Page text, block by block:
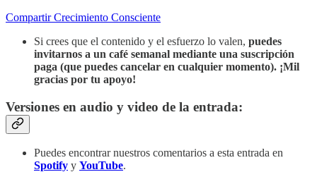
Compartir Crecimiento Consciente
Si crees que el contenido y el esfuerzo lo valen, puedes
invitarnos a un café semanal mediante una suscripción
paga (que puedes cancelar en cualquier momento). ¡Mil
gracias por tu apoyo!
Versiones en audio y video de la entrada:
Puedes encontrar nuestros comentarios a esta entrada en
Spotify y YouTube.